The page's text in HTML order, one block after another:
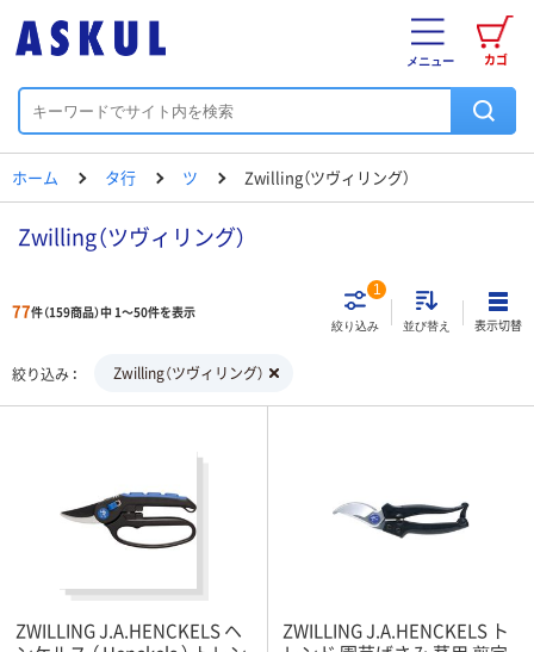
カゴ
メニュー
ホーム タ行 ツ Zwilling（ツヴィリング）
Zwilling（ツヴィリング）
77件（159商品）中 1～50件を表示
絞り込み
1
並び替え 表示切替
絞り込み Zwilling（ツヴィリング）
ZWILLING J.A.HENCKELS ヘ
ZWILLING J.A.HENCKELS ト